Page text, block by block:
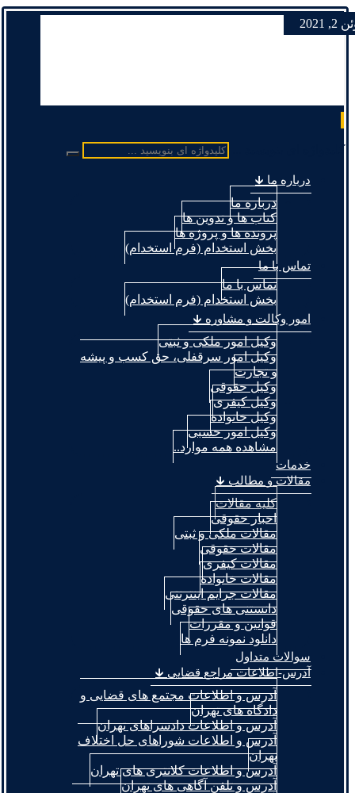
کلیدواژه ای بنویسید ...
درباره ما 🡳
درباره ما
کتاب ها و تدوین ها
پرونده ها و پروژه ها
بخش استخدام (فرم استخدام)
تماس با ما
تماس با ما
بخش استخدام (فرم استخدام)
امور وکالت و مشاوره 🡳
وکیل امور ملکی و ثبتی
وکیل امور سرقفلی، حق کسب و پیشه
و تجارت
وکیل حقوقی
وکیل کیفری
وکیل خانواده
وکیل امور حسبی
مشاهده همه موارد..
خدمات
مقالات و مطالب 🡳
کلیه مقالات
اخبار حقوقی
مقالات ملکی و ثبتی
مقالات حقوقی
مقالات کیفری
مقالات خانواده
مقالات جرایم اینترنتی
دانستنی های حقوقی
قوانین و مقررات
دانلود نمونه فرم ها
سوالات متداول
آدرس-اطلاعات مراجع قضایی 🡳
آدرس و اطلاعات مجتمع های قضایی و
دادگاه های تهران
آدرس و اطلاعات دادسراهای تهران
آدرس و اطلاعات شوراهای حل اختلاف
تهران
آدرس و اطلاعات کلانتری های تهران
آدرس و تلفن آگاهی های تهران
2021